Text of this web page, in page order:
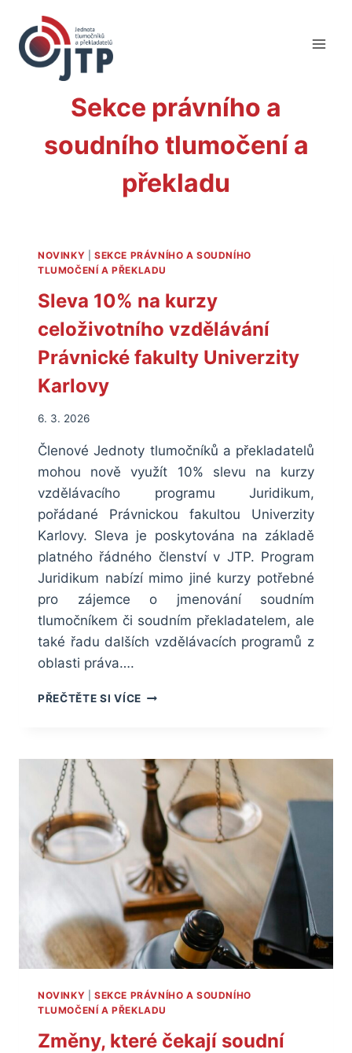
obsah
Sekce právního a
soudního tlumočení a
překladu
NOVINKY
SEKCE PRÁVNÍHO A SOUDNÍHO
TLUMOČENÍ A PŘEKLADU
Sleva 10% na kurzy
celoživotního vzdělávání
Právnické fakulty Univerzity
Karlovy
6. 3. 2026
Členové Jednoty tlumočníků a překladatelů
mohou nově využít 10% slevu na kurzy
vzdělávacího programu Juridikum,
pořádané Právnickou fakultou Univerzity
Karlovy. Sleva je poskytována na základě
platného řádného členství v JTP. Program
Juridikum nabízí mimo jiné kurzy potřebné
pro zájemce o jmenování soudním
tlumočníkem či soudním překladatelem, ale
také řadu dalších vzdělávacích programů z
oblasti práva….
PŘEČTĚTE SI VÍCESLEVA
CELOŽIVOTNÍHO
VZDĚLÁVÁNÍ
PRÁVNICKÉ
FAKULTY
UNIVERZITY
KARLOVY
NOVINKY
SEKCE PRÁVNÍHO A SOUDNÍHO
TLUMOČENÍ A PŘEKLADU
Změny, které čekají soudní